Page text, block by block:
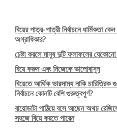
বিয়ের পাত্র-পাত্রী নির্বাচনে ধার্মিকতা
অগ্রাধিকার?
চেষ্টা করলে মানুষ দুটি ফলাফলের
বিয়ে করুন এবং নিজেকে ভালোবাসুন
বিয়েতে আর্থিক ভারসাম্য নাকি
নির্বাচনে কোনটি বেশি গুরুত্বপূর্ণ?
বায়োডাটা পাঠিয়ে বসে আছেন অথচ
সহজে বিয়ে করতে পারেন